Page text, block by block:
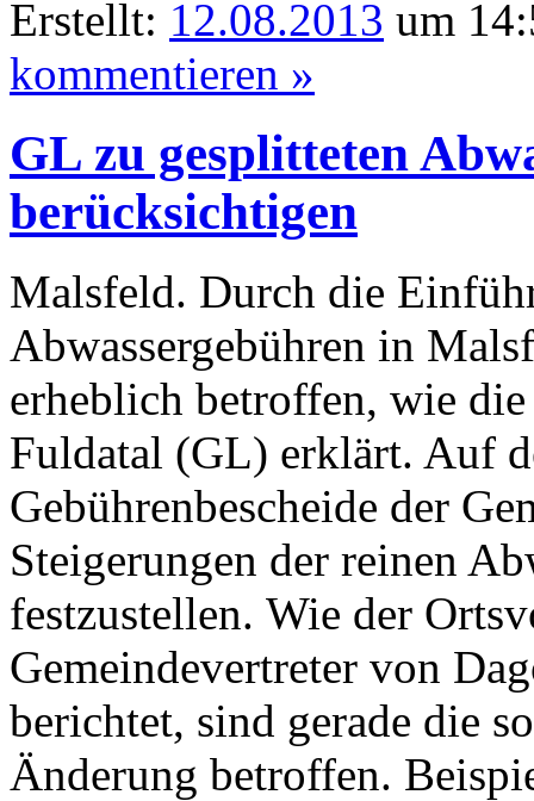
Erstellt: 12.08.2013 um
kommentieren »
GL zu gesplitteten
berücksichtigen
Malsfeld. Durch die
Abwassergebühren in
erheblich betroffen, wie
Fuldatal (GL) erklärt. Auf
Gebührenbescheide der
Steigerungen der reinen
festzustellen. Wie der
Gemeindevertreter von
berichtet, sind gerade die
Änderung betroffen.